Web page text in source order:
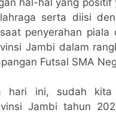
serta diisi
penyerahan
Jambi dalam
Futsal SMA
hari ini, sudah
Jambi tahun